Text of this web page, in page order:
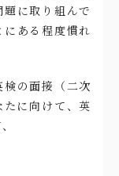
に取り組んで
ある程度慣れ
の面接（二次
に向けて、英